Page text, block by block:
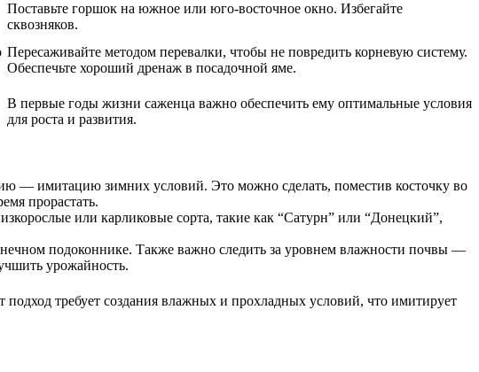
Поставьте горшок на южное или юго-восточное окно. Избегайте
сквозняков.
Пересаживайте методом перевалки, чтобы не повредить корневую систему.
Обеспечьте хороший дренаж в посадочной яме.
В первые годы жизни саженца важно обеспечить ему оптимальные условия
для роста и развития.
— имитацию зимних условий. Это можно сделать, поместив косточку во
прорастать.
или карликовые сорта, такие как “Сатурн” или “Донецкий”,
подоконнике. Также важно следить за уровнем влажности почвы —
урожайность.
требует создания влажных и прохладных условий, что имитирует